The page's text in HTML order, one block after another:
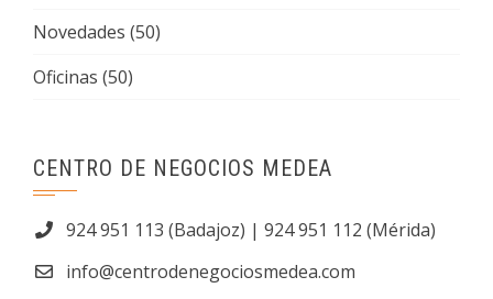
Novedades (50)
Oficinas (50)
CENTRO DE NEGOCIOS MEDEA
924 951 113 (Badajoz) | 924 951 112 (Mérida)
info@centrodenegociosmedea.com